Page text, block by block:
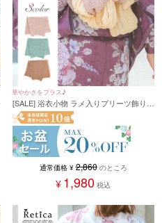
華やかさをプラス♪
[SALE] 浴衣小物 ラメ入りプリーツ飾り兵
児帯 (ダスティピンク/ミント/ローズゴー
ルド)
通常価格 ¥ 2,860 のところ
¥ 1,980 税込